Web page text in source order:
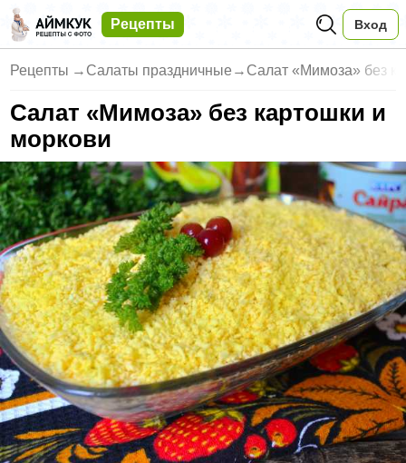
Рецепты Вход
Рецепты → Салаты праздничные → Салат «Мимоза» без
Салат «Мимоза» без картошки и
моркови